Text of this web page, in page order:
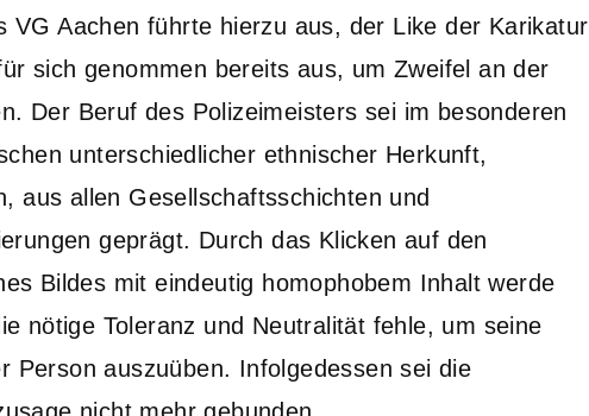
VG Aachen führte hierzu aus, der Like der Karikatur
sich genommen bereits aus, um Zweifel an der
Der Beruf des Polizeimeisters sei im besonderen
unterschiedlicher ethnischer Herkunft,
aus allen Gesellschaftsschichten und
geprägt. Durch das Klicken auf den
Bildes mit eindeutig homophobem Inhalt werde
nötige Toleranz und Neutralität fehle, um seine
Person auszuüben. Infolgedessen sei die